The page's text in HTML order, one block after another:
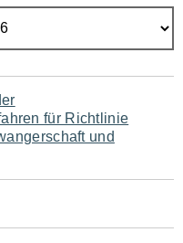
für Richtlinie
und